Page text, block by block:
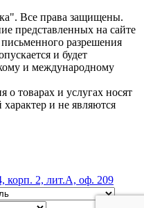
Все права защищены.
представленных на сайте
разрешения
и будет
и международному
о товарах и услугах носят
и не являются
корп. 2, лит.А, оф. 209